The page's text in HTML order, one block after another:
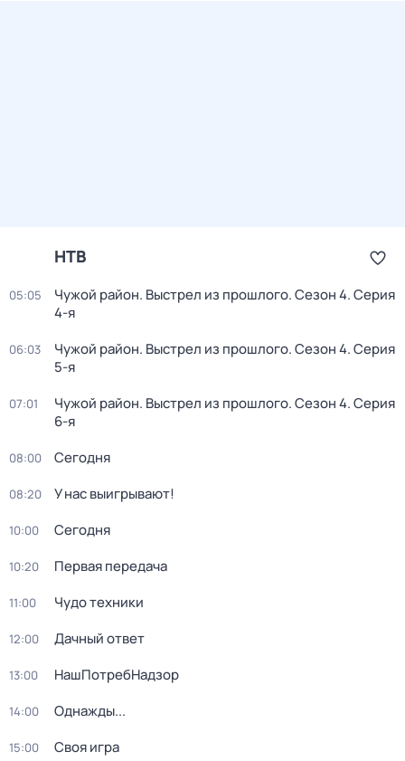
НТВ
05:05 Чужой район. Выстрел из прошлого. Сезон 4. Серия
4-я
06:03 Чужой район. Выстрел из прошлого. Сезон 4. Серия
5-я
07:01 Чужой район. Выстрел из прошлого. Сезон 4. Серия
6-я
08:00 Сегодня
08:20 У нас выигрывают!
10:00 Сегодня
10:20 Первая передача
11:00 Чудо техники
12:00 Дачный ответ
13:00 НашПотребНадзор
14:00 Однажды...
15:00 Своя игра